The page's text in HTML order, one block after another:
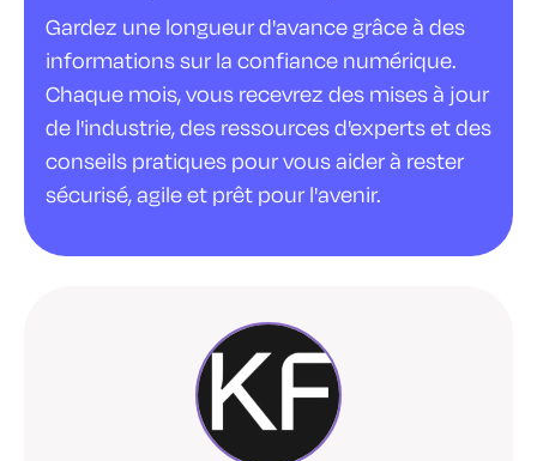
Gardez une longueur d'avance grâce à des
informations sur la confiance numérique.
Chaque mois, vous recevrez des mises à jour
de l'industrie, des ressources d'experts et des
conseils pratiques pour vous aider à rester
sécurisé, agile et prêt pour l'avenir.